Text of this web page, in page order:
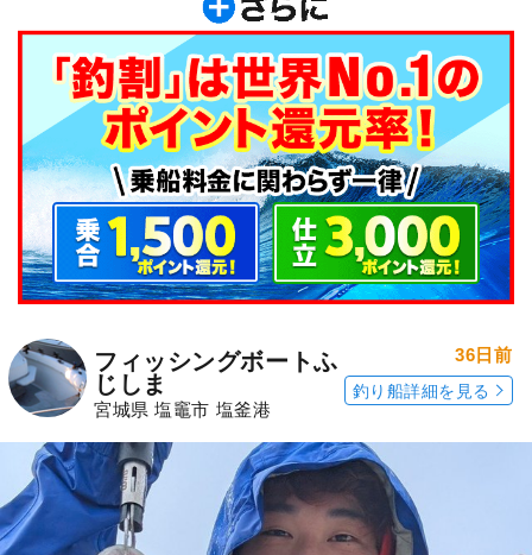
フィッシングボートふ
じしま
宮城県 塩竈市 塩釜港
36日前
釣り船詳細を見る